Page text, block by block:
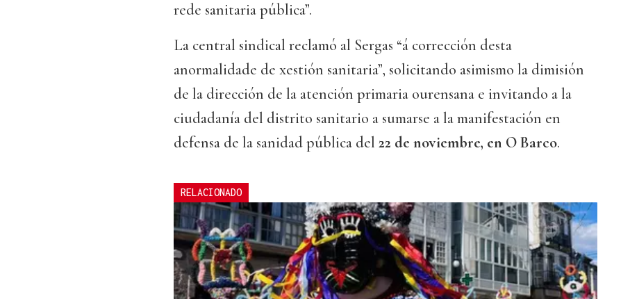
rede sanitaria pública”.
La central sindical reclamó al Sergas “á corrección desta
anormalidade de xestión sanitaria”, solicitando asimismo la dimisión
de la dirección de la atención primaria ourensana e invitando a la
ciudadanía del distrito sanitario a sumarse a la manifestación en
defensa de la sanidad pública del 22 de noviembre, en O Barco.
RELACIONADO